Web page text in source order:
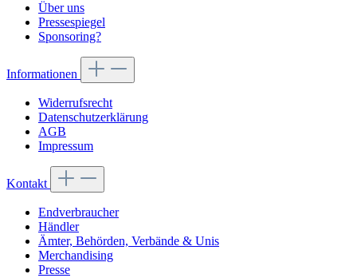
Über uns
Pressespiegel
Sponsoring?
Informationen
Widerrufsrecht
Datenschutzerklärung
AGB
Impressum
Kontakt
Endverbraucher
Händler
Ämter, Behörden, Verbände & Unis
Merchandising
Presse